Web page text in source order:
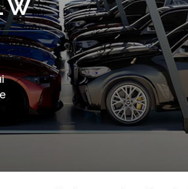
W